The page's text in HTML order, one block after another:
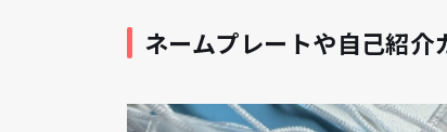
ネームプレートや自己紹